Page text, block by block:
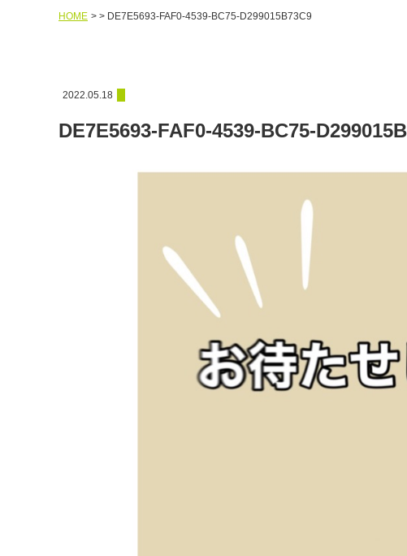
HOME DE7E5693-FAF0-4539-BC75-D299015B73C9
2022.05.18
DE7E5693-FAF0-4539-BC75-